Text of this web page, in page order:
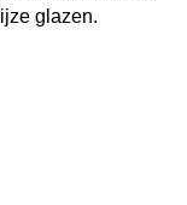
glazen.